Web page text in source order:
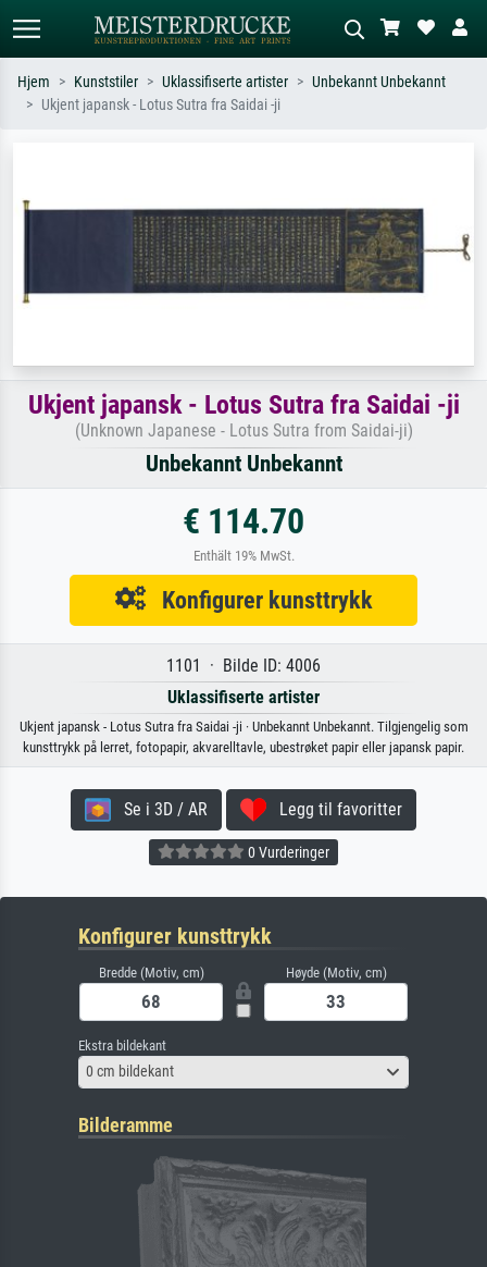
impresjonisme, Hokusai-bølgen, akt.
Hjem Kunststiler Uklassifiserte artister
Unbekannt Unbekannt
Ukjent japansk - Lotus Sutra fra Saidai -ji
Ukjent japansk - Lotus Sutra fra Saidai -ji
(Unknown Japanese - Lotus Sutra from Saidai-ji)
Unbekannt Unbekannt
€ 114.70
Enthält 19% MwSt.
Konfigurer kunsttrykk
1101 · Bilde ID: 4006
Uklassifiserte artister
Ukjent japansk - Lotus Sutra fra Saidai -ji · Unbekannt Unbekannt. Tilgjengelig som
kunsttrykk på lerret, fotopapir, akvarelltavle, ubestrøket papir eller japansk papir.
Se i 3D / AR Legg til favoritter
0 Vurderinger
Konfigurer kunsttrykk
Bredde (Motiv, cm) Høyde (Motiv, cm)
Ekstra bildekant
0 cm bildekant
Bilderamme